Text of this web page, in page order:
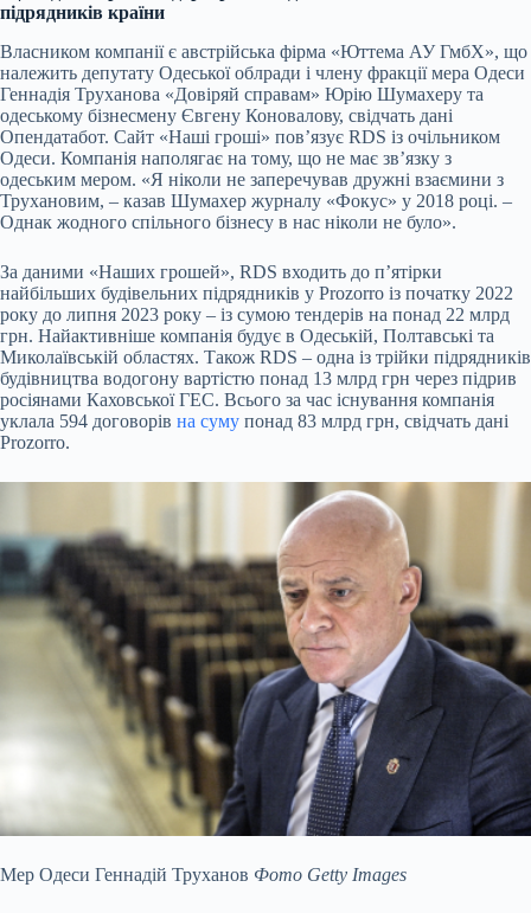
підрядників країни
Власником компанії є австрійська фірма «Юттема АУ ГмбХ», що
належить депутату Одеської облради і члену фракції мера Одеси
Геннадія Труханова «Довіряй справам» Юрію Шумахеру та
одеському бізнесмену Євгену Коновалову, свідчать дані
Опендатабот. Сайт «Наші гроші» повʼязує RDS із очільником
Одеси. Компанія наполягає на тому, що не має звʼязку з
одеським мером. «Я ніколи не заперечував дружні взаємини з
Трухановим, – казав Шумахер журналу «Фокус» у 2018 році. –
Однак жодного спільного бізнесу в нас ніколи не було».
За даними «Наших грошей», RDS входить до п’ятірки
найбільших будівельних підрядників у Prozorro із початку 2022
року до липня 2023 року – із сумою тендерів на понад 22 млрд
грн. Найактивніше компанія будує в Одеській, Полтавські та
Миколаївській областях. Також RDS – одна із трійки підрядників
будівництва водогону вартістю понад 13 млрд грн через підрив
росіянами Каховської ГЕС. Всього за час існування компанія
уклала 594 договорів на суму понад 83 млрд грн, свідчать дані
Prozorro.
Мер Одеси Геннадій Труханов Фото Getty Images